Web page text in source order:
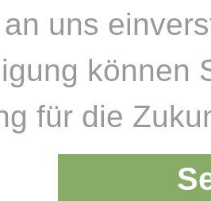
uns
können
für die